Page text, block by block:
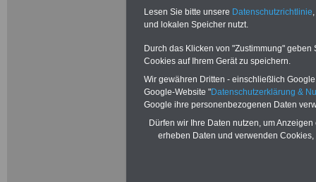
Lesen Sie bitte unsere Datenschutzrichtlinie
und lokalen Speicher nutzt.
Durch das Klicken von "Zustimmung"
Cookies auf Ihrem Gerät zu speichern.
Wir gewähren Dritten - einschließlich
Google-Website "Datenschutzerklärung &
Google ihre personenbezogenen Daten
Dürfen wir Ihre Daten nutzen, um
erheben Daten und verwenden